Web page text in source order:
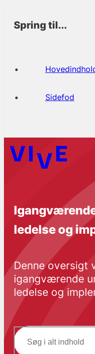
Spring til...
Sidefod
ledelse og
Denne oversigt
igangværende
ledelse og